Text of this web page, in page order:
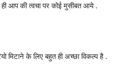
आप की त्वचा पर कोई मुसीबत आये .
मिटाने के लिए बहुत ही अच्छा विकल्प है .